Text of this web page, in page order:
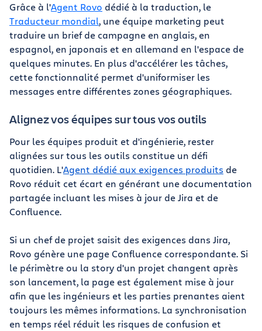
Grâce à l'Agent Rovo dédié à la traduction, le
Traducteur mondial, une équipe marketing peut
traduire un brief de campagne en anglais, en
espagnol, en japonais et en allemand en l'espace de
quelques minutes. En plus d'accélérer les tâches,
cette fonctionnalité permet d'uniformiser les
messages entre différentes zones géographiques.
Alignez vos équipes sur tous vos outils
Pour les équipes produit et d'ingénierie, rester
alignées sur tous les outils constitue un défi
quotidien. L'Agent dédié aux exigences produits de
Rovo réduit cet écart en générant une documentation
partagée incluant les mises à jour de Jira et de
Confluence.
Si un chef de projet saisit des exigences dans Jira,
Rovo génère une page Confluence correspondante. Si
le périmètre ou la story d'un projet changent après
son lancement, la page est également mise à jour
afin que les ingénieurs et les parties prenantes aient
toujours les mêmes informations. La synchronisation
en temps réel réduit les risques de confusion et